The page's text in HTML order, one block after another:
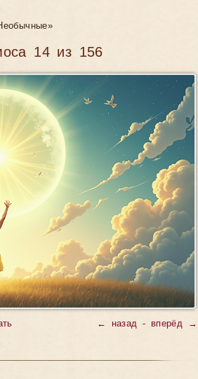
14 из 156
← назад - вперёд →